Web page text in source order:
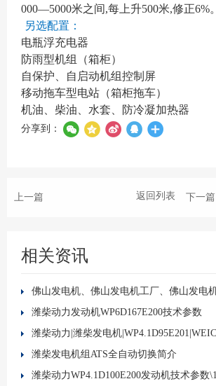
000—5000米之间,每上升500米,修正6%。
另选配置：
电瓶浮充电器
防雨型机组（箱柜）
自保护、自启动机组控制屏
移动拖车型电站（箱柜拖车）
机油、柴油、水套、防冷凝加热器
分享到：
上一篇 下一篇
返回列表
相关资讯
潍柴动力发动机WP6D167E200技术参数
潍柴发电机组ATS全自动切换简介